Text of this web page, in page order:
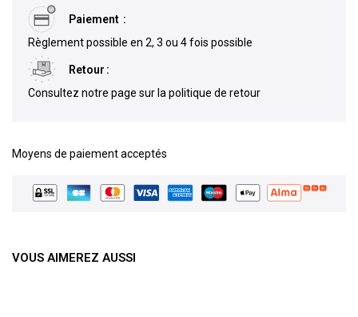
Paiement
Règlement possible en 2, 3 ou 4 fois possible
Retour
Consultez notre page sur la politique de retour
Moyens de paiement acceptés
VOUS AIMEREZ AUSSI